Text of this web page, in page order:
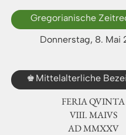
Gregorianische
Donnerstag, 8. Mai
♚ Mittelalterliche
FERIA QUINTA
Ⅷ. MAIVS
AD ⅯⅯⅩⅩⅤ